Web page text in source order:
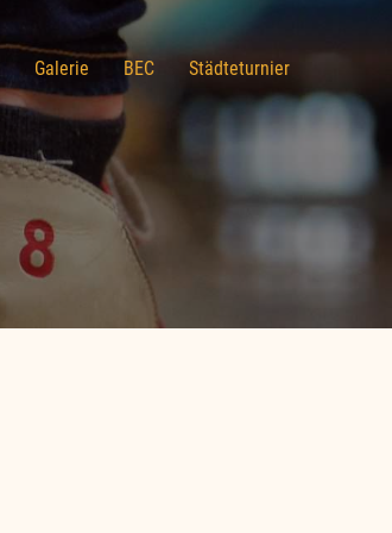
Galerie BEC Städteturnier